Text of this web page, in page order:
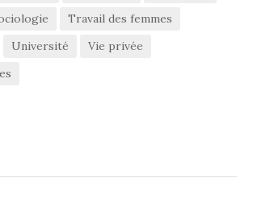
Travail des femmes
Université
Vie privée